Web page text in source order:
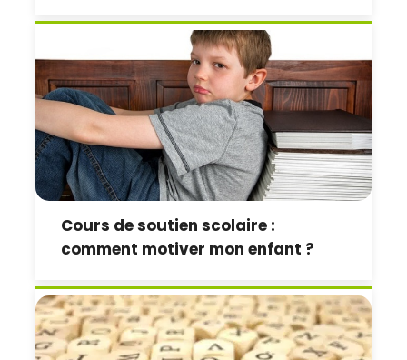
Cours de soutien scolaire :
comment motiver mon enfant ?